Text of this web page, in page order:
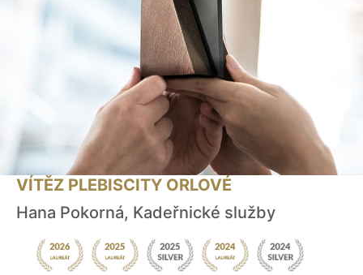
VÍTĚZ PLEBISCITY ORLOVÉ
Hana Pokorná, Kadeřnické služby